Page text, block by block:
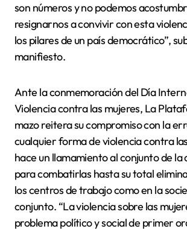
son números y no podemos
resignarnos a convivir con esta
los pilares de un país democrático”,
manifiesto.
Ante la conmemoración del Día
Violencia contra las mujeres, La
mazo reitera su compromiso con la
cualquier forma de violencia contra
hace un llamamiento al conjunto de la
para combatirlas hasta su total
los centros de trabajo como en la
conjunto. “La violencia sobre las
problema político y social de primer